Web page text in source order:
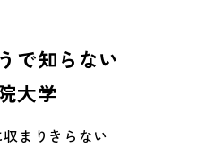
で知らない
大学
まりきらない